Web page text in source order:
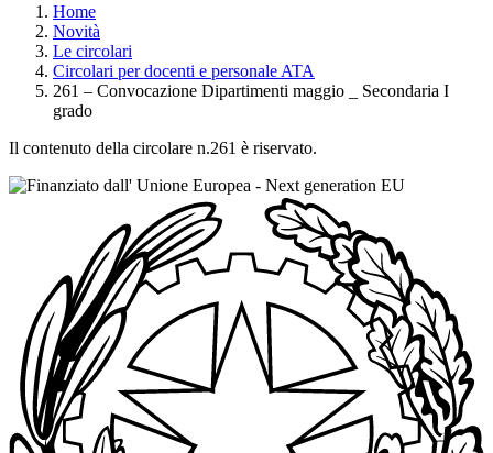
Home
Novità
Le circolari
Circolari per docenti e personale ATA
261 – Convocazione Dipartimenti maggio _ Secondaria I
grado
Il contenuto della circolare n.261 è riservato.